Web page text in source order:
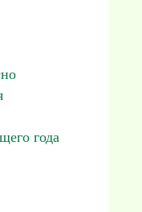
года